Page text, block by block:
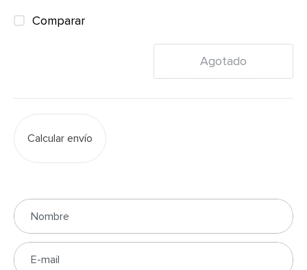
Comparar
Agotado
Calcular envío